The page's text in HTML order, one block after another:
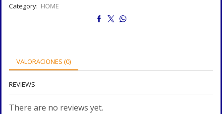
Category: HOME
VALORACIONES (0)
REVIEWS
There are no reviews yet.